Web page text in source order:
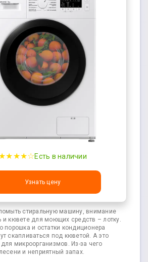
Есть в наличии
Узнать цену
стиральную машину, внимание
и кювете для моющих средств – лотку.
порошка и остатки кондиционера
скапливаться под кюветой. А это
микроорганизмов. Из-за чего
и неприятный запах.